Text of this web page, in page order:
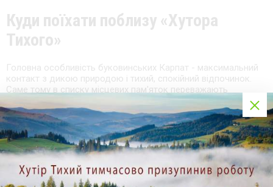
Куди поїхати поблизу «Хутора
Тихого»
Головна особливість буковинських Карпат - максимальний
контакт з дикою природою і тихий, спокійний відпочинок.
Саме тому в списку місцевих пам'яток переважають
природні пам'ятки:
• каскад Лебединих озер і озеро Гірське Око;
• скелі Довбуша, Скам'яніла Багачка, Протяте Каміння;
• Смугарські водоспади та перевал Німчич;